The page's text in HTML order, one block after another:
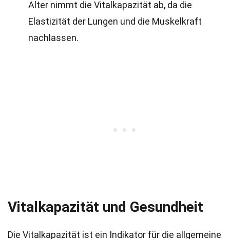
Alter nimmt die Vitalkapazität ab, da die
Elastizität der Lungen und die Muskelkraft
nachlassen.
Vitalkapazität und Gesundheit
Die Vitalkapazität ist ein Indikator für die allgemeine